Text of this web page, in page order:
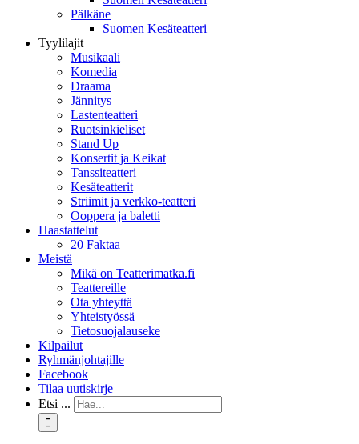
Pälkäne
Suomen Kesäteatteri
Tyylilajit
Musikaali
Komedia
Draama
Jännitys
Lastenteatteri
Ruotsinkieliset
Stand Up
Konsertit ja Keikat
Tanssiteatteri
Kesäteatterit
Striimit ja verkko-teatteri
Ooppera ja baletti
Haastattelut
20 Faktaa
Meistä
Mikä on Teatterimatka.fi
Teattereille
Ota yhteyttä
Yhteistyössä
Tietosuojalauseke
Kilpailut
Ryhmänjohtajille
Facebook
Tilaa uutiskirje
Etsi ...